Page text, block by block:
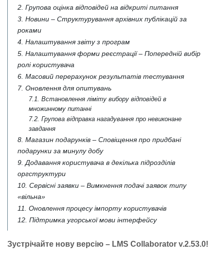
2. Групова оцінка відповідей на відкриті питання
3. Новини – Структурування архівних публікацій за
роками
4. Налаштування звіту з програм
5. Налаштування форми реєстрації – Попередній вибір
ролі користувача
6. Масовий перерахунок результатів тестування
7. Оновлення для опитувань
7.1. Встановлення ліміту вибору відповідей в
множинному питанні
7.2. Групова відправка нагадування про невиконане
завдання
8. Магазин подарунків – Сповіщення про придбані
подарунки за минулу добу
9. Додавання користувача в декілька підрозділів
оргструктури
10. Сервісні заявки – Вимкнення подачі заявок типу
«вільна»
11. Оновлення процесу імпорту користувачів
12. Підтримка угорської мови інтерфейсу
Зустрічайте нову версію – LMS Collaborator v.2.53.0!